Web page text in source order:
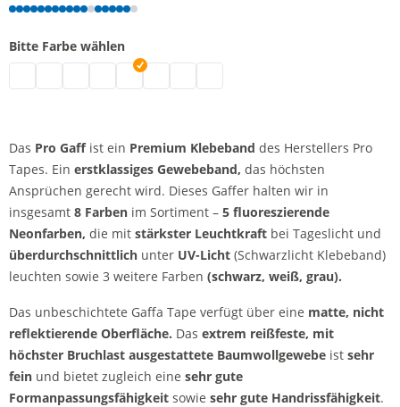
Bitte Farbe wählen
Pro Gaff | fluoreszierend gelb
Pro Gaff | fluoreszierend grün
Pro Gaff | fluoreszierend orange
Pro Gaff | grau
Pro Gaff | schwarz
Pro Gaff | fluoreszierend pink
Das Pro Gaff ist ein Premium Klebeband des Herstellers Pro
Tapes. Ein erstklassiges Gewebeband, das höchsten
Ansprüchen gerecht wird. Dieses Gaffer halten wir in
insgesamt 8 Farben im Sortiment – 5 fluoreszierende
Neonfarben, die mit stärkster Leuchtkraft bei Tageslicht und
überdurchschnittlich unter UV-Licht (Schwarzlicht Klebeband)
leuchten sowie 3 weitere Farben (schwarz, weiß, grau).
Das unbeschichtete Gaffa Tape verfügt über eine matte, nicht
reflektierende Oberfläche. Das extrem reißfeste, mit
höchster Bruchlast ausgestattete Baumwollgewebe ist sehr
fein und bietet zugleich eine sehr gute
Formanpassungsfähigkeit sowie sehr gute Handrissfähigkeit.